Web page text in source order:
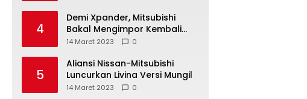
4
Demi Xpander, Mitsubishi
Bakal Mengimpor Kembali
Pajero Sport
14 Maret 2023 0
5
Aliansi Nissan-Mitsubishi
Luncurkan Livina Versi Mungil
14 Maret 2023 0